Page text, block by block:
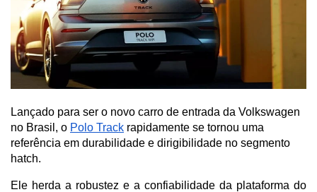
Lançado para ser o novo carro de entrada da Volkswagen
no Brasil, o Polo Track rapidamente se tornou uma
referência em durabilidade e dirigibilidade no segmento
hatch.
Ele herda a robustez e a confiabilidade da plataforma do